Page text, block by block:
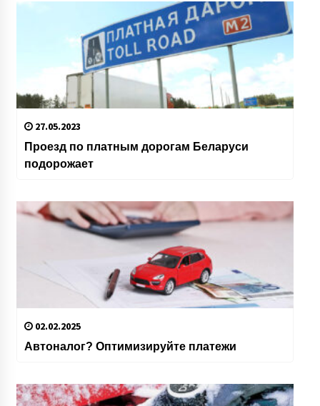
27.05.2023
Проезд по платным дорогам Беларуси
подорожает
02.02.2025
Автоналог? Оптимизируйте платежи